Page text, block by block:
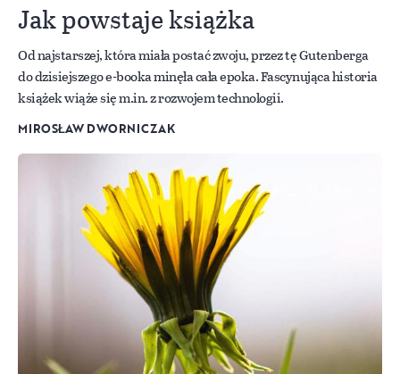
Jak powstaje książka
Od najstarszej, która miała postać zwoju, przez tę Gutenberga
do dzisiejszego e-booka minęła cała epoka. Fascynująca historia
książek wiąże się m.in. z rozwojem technologii.
MIROSŁAW DWORNICZAK